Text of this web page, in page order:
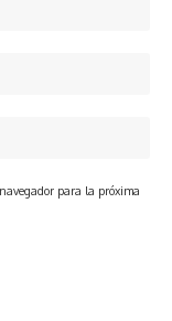
para la próxima